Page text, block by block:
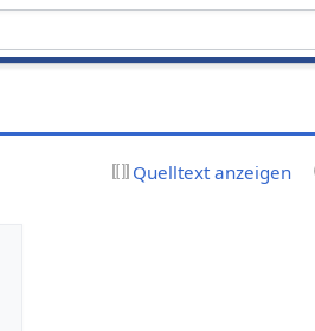
Quelltext anzeigen